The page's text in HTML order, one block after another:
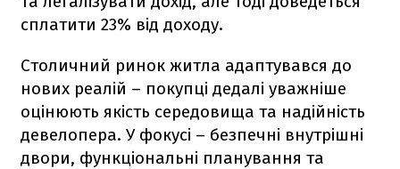
сплатити 23% від доходу.
Столичний ринок житла адаптувався до
нових реалій – покупці дедалі уважніше
оцінюють якість середовища та надійність
девелопера. У фокусі – безпечні внутрішні
двори, функціональні планування та